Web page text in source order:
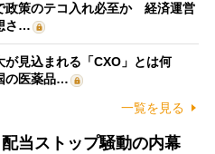
政策のテコ入れ必至か 経済運営
さ…
見込まれる「CXO」とは何
の医薬品…
一覧を見る
当ストップ騒動の内幕